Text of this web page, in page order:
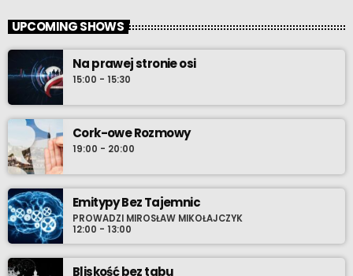
UPCOMING SHOWS
Na prawej stronie osi
15:00 - 15:30
Cork-owe Rozmowy
19:00 - 20:00
Emitypy Bez Tajemnic
PROWADZI MIROSŁAW MIKOŁAJCZYK
12:00 - 13:00
Bliskość bez tabu